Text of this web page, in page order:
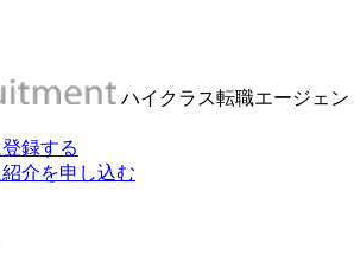
ハイクラス転職エージェン
録する
介を申し込む